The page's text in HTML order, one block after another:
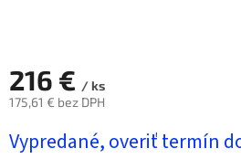
216 € / ks
175,61 € bez DPH
cena:
Vypredané, overiť termín